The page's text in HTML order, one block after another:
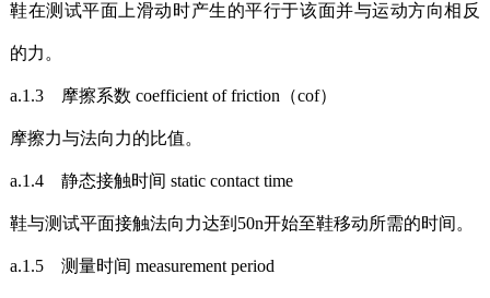
鞋在测试平面上滑动时产生的平行于该面并与运动方向相反
的力。
a.1.3 摩擦系数 coefficient of friction（cof）
摩擦力与法向力的比值。
a.1.4 静态接触时间 static contact time
鞋与测试平面接触法向力达到50n开始至鞋移动所需的时间。
a.1.5 测量时间 measurement period